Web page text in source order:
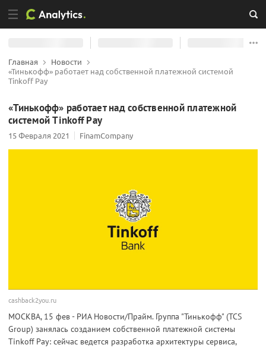
Главная
Новости
«Тинькофф» работает над собственной платежной системой
Tinkoff Pay
«Тинькофф» работает над собственной платежной
системой Tinkoff Pay
15 Февраля 2021 FinamCompany
cashback2you.ru
МОСКВА, 15 фев - РИА Новости/Прайм. Группа "Тинькофф" (TCS
Group) занялась созданием собственной платежной системы
Tinkoff Pay: сейчас ведется разработка архитектуры сервиса,